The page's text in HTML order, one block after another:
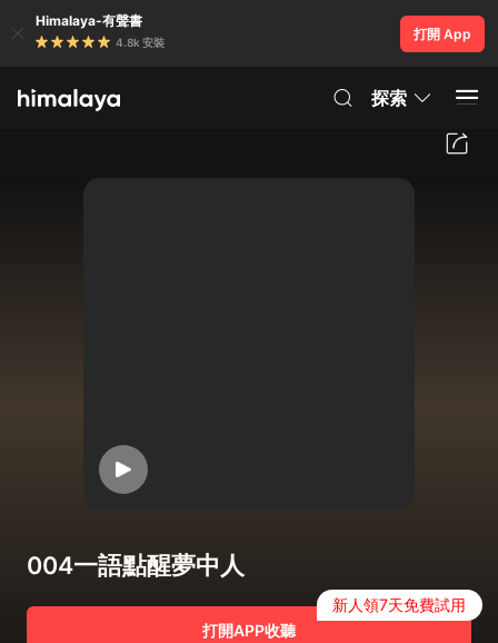
Himalaya-有聲書
4.8k 安裝
打開 App
探索
004一語點醒夢中人
打開APP收聽
新人領7天免費試用